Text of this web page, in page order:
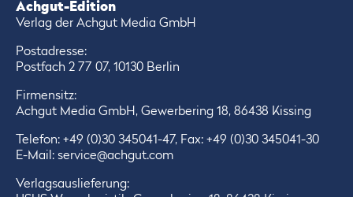
Achgut-Edition
Verlag der Achgut Media GmbH
Postadresse:
Postfach 2 77 07, 10130 Berlin
Firmensitz:
Achgut Media GmbH, Gewerbering 18, 86438 Kissing
Telefon: +49 (0)30 345041-47, Fax: +49 (0)30 345041-30
E-Mail: service@achgut.com
Verlagsauslieferung: